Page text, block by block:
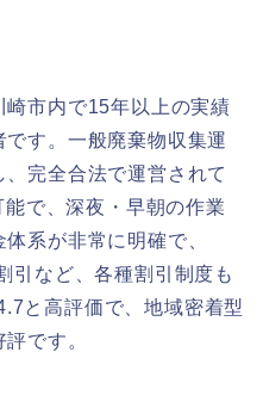
市内で15年以上の実績
す。一般廃棄物収集運
完全合法で運営されて
で、深夜・早朝の作業
系が非常に明確で、
引など、各種割引制度も
と高評価で、地域密着型
です。